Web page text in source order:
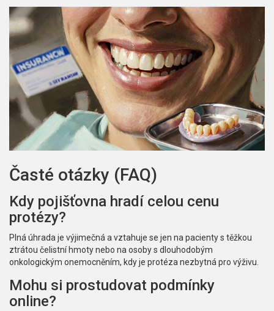
Časté otázky (FAQ)
Kdy pojišťovna hradí celou cenu
protézy?
Plná úhrada je výjimečná a vztahuje se jen na pacienty s těžkou
ztrátou čelistní hmoty nebo na osoby s dlouhodobým
onkologickým onemocněním, kdy je protéza nezbytná pro výživu.
Mohu si prostudovat podmínky
online?